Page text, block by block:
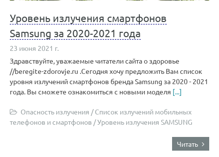
Уровень излучения смартфонов
Samsung за 2020-2021 года
23 июня 2021 г.
Здравствуйте, уважаемые читатели сайта о здоровье
//beregite-zdorovje.ru .Сегодня хочу предложить Вам список
уровня излучений смартфонов бренда Samsung за 2020 - 2021
года. Вы сможете ознакомиться с новыми моделя [...]
Опасность излучения /Список излучений мобильных
телефонов и смартфонов /Уровень излучения SAMSUNG
Читать